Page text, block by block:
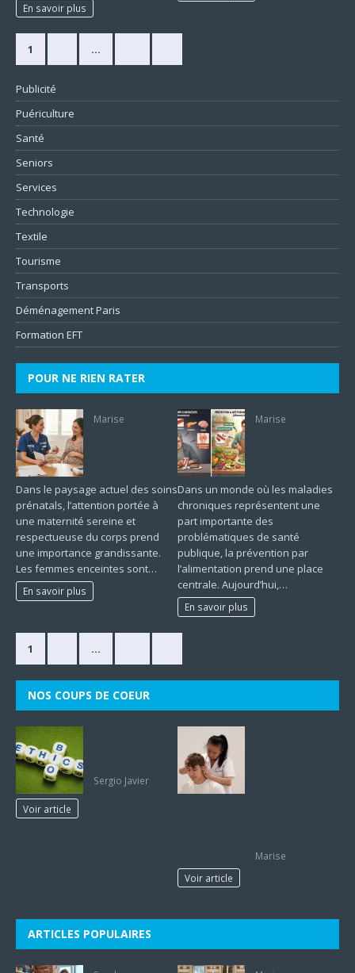
En savoir plus
1 …
Publicité
Puériculture
Santé
Seniors
Services
Technologie
Textile
Tourisme
Transports
Déménagement Paris
Formation EFT
POUR NE RIEN RATER
Marise
Dans le paysage actuel des soins
prénatals, l’attention portée à
une maternité sereine et
respectueuse du corps prend
une importance grandissante.
Les femmes enceintes sont…
En savoir plus
Marise
Dans un monde où les maladies
chroniques représentent une
part importante des
problématiques de santé
publique, la prévention par
l’alimentation prend une place
centrale. Aujourd’hui,…
En savoir plus
1 …
NOS COUPS DE COEUR
Sergio Javier
Voir article
Marise
Voir article
ARTICLES POPULAIRES